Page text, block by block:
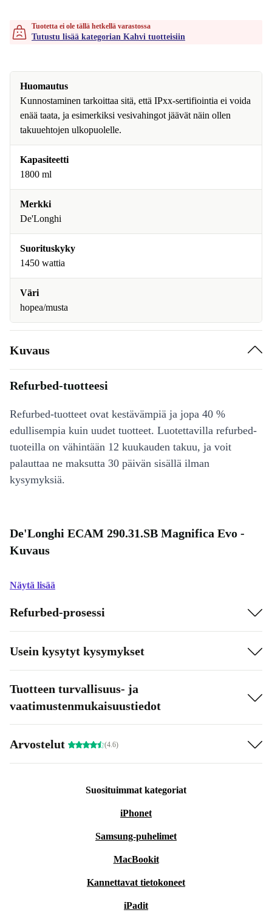
Tuotetta ei ole tällä hetkellä varastossa
Tutustu lisää kategorian Kahvi tuotteisiin
Huomautus
Kunnostaminen tarkoittaa sitä, että IPxx-sertifiointia ei voida
enää taata, ja esimerkiksi vesivahingot jäävät näin ollen
takuuehtojen ulkopuolelle.
Kapasiteetti
1800 ml
Merkki
De'Longhi
Suorituskyky
1450 wattia
Väri
hopea/musta
Kuvaus
Refurbed-tuotteesi
Refurbed-tuotteet ovat kestävämpiä ja jopa 40 %
edullisempia kuin uudet tuotteet. Luotettavilla refurbed-
tuoteilla on vähintään 12 kuukauden takuu, ja voit
palauttaa ne maksutta 30 päivän sisällä ilman
kysymyksiä.
De'Longhi ECAM 290.31.SB Magnifica Evo -
Kuvaus
Näytä lisää
Refurbed-prosessi
Usein kysytyt kysymykset
Tuotteen turvallisuus- ja
vaatimustenmukaisuustiedot
Arvostelut (4.6)
Suosituimmat kategoriat
iPhonet
Samsung-puhelimet
MacBookit
Kannettavat tietokoneet
iPadit